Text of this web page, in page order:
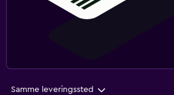
Samme leveringssted